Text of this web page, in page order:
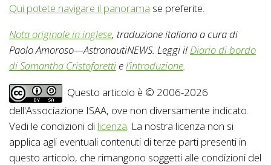
Qui potete navigare il panorama se preferite.
Nota originale in inglese, traduzione italiana a cura di
Paolo Amoroso—AstronautiNEWS. Leggi ilDiario di bordo
di Samantha Cristoforetti el’introduzione.
Questo articolo è © 2006-2026
dell'Associazione ISAA, ove non diversamente indicato.
Vedi le condizioni di licenza. La nostra licenza non si
applica agli eventuali contenuti di terze parti presenti in
questo articolo, che rimangono soggetti alle condizioni del